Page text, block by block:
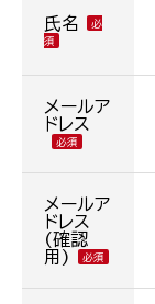
氏名
メールア
ドレス
メールア
ドレス
(確認
用)